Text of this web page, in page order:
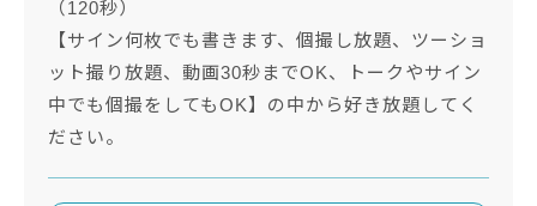
（120秒）
【サイン何枚でも書きます、個撮し放題、ツーショ
ット撮り放題、動画30秒までOK、トークやサイン
中でも個撮をしてもOK】の中から好き放題してく
ださい。